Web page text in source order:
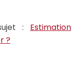
: Estimation
?